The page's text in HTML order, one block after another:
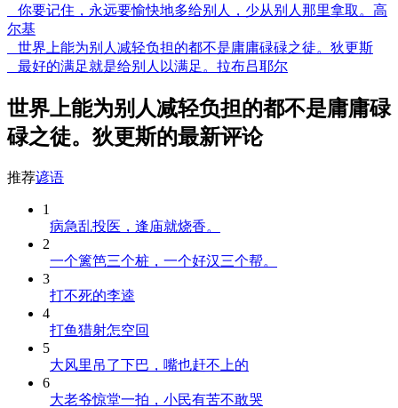
你要记住，永远要愉快地多给别人，少从别人那里拿取。高
尔基
世界上能为别人减轻负担的都不是庸庸碌碌之徒。狄更斯
最好的满足就是给别人以满足。拉布吕耶尔
世界上能为别人减轻负担的都不是庸庸碌
碌之徒。狄更斯的最新评论
推荐谚语
1
病急乱投医，逢庙就烧香。
2
一个篱笆三个桩，一个好汉三个帮。
3
打不死的李逵
4
打鱼猎射怎空回
5
大风里吊了下巴，嘴也赶不上的
6
大老爷惊堂一拍，小民有苦不敢哭